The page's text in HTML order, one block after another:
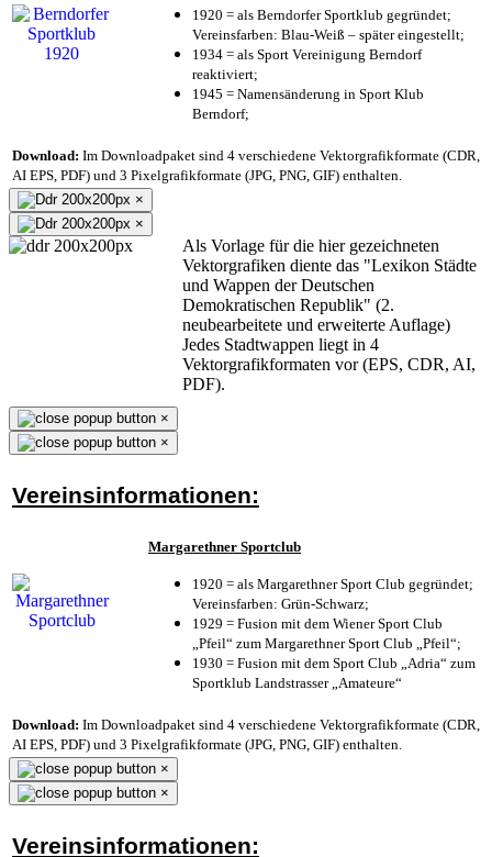
1920 = als Berndorfer Sportklub gegründet;
Vereinsfarben: Blau-Weiß – später eingestellt;
1934 = als Sport Vereinigung Berndorf
reaktiviert;
1945 = Namensänderung in Sport Klub
Berndorf;
Download: Im Downloadpaket sind 4 verschiedene Vektorgrafikformate (CDR,
AI EPS, PDF) und 3 Pixelgrafikformate (JPG, PNG, GIF) enthalten.
×
×
Als Vorlage für die hier gezeichneten
Vektorgrafiken diente das "Lexikon Städte
und Wappen der Deutschen
Demokratischen Republik" (2.
neubearbeitete und erweiterte Auflage)
Jedes Stadtwappen liegt in 4
Vektorgrafikformaten vor (EPS, CDR, AI,
PDF).
×
×
Vereinsinformationen:
Margarethner Sportclub
1920 = als Margarethner Sport Club gegründet;
Vereinsfarben: Grün-Schwarz;
1929 = Fusion mit dem Wiener Sport Club
„Pfeil“ zum Margarethner Sport Club „Pfeil“;
1930 = Fusion mit dem Sport Club „Adria“ zum
Sportklub Landstrasser „Amateure“
Download: Im Downloadpaket sind 4 verschiedene Vektorgrafikformate (CDR,
AI EPS, PDF) und 3 Pixelgrafikformate (JPG, PNG, GIF) enthalten.
×
×
Vereinsinformationen: